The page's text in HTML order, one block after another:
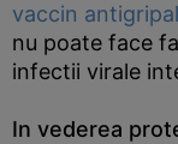
vaccin antigripal
nu poate face
infectii virale
In vederea